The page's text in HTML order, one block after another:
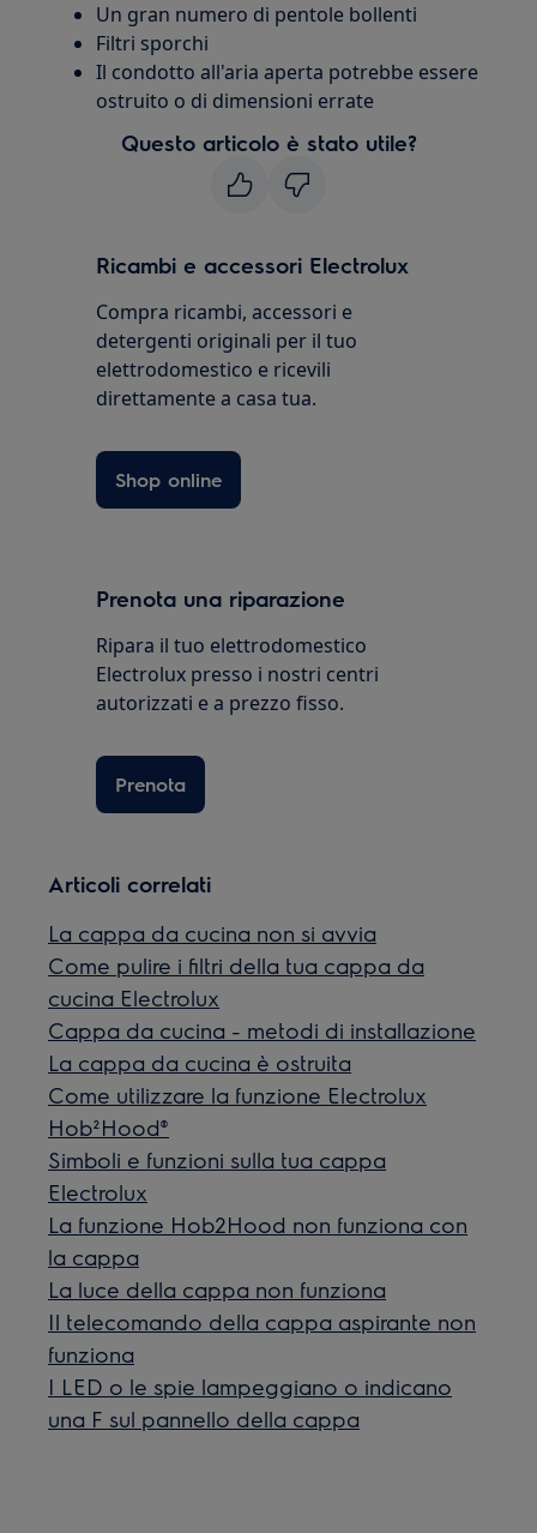
Un gran numero di pentole bollenti
Filtri sporchi
Il condotto all'aria aperta potrebbe essere
ostruito o di dimensioni errate
Questo articolo è stato utile?
Ricambi e accessori Electrolux
Compra ricambi, accessori e
detergenti originali per il tuo
elettrodomestico e ricevili
direttamente a casa tua.
Shop online
Prenota una riparazione
Ripara il tuo elettrodomestico
Electrolux presso i nostri centri
autorizzati e a prezzo fisso.
Prenota
Articoli correlati
La cappa da cucina non si avvia
Come pulire i filtri della tua cappa da
cucina Electrolux
Cappa da cucina - metodi di installazione
La cappa da cucina è ostruita
Come utilizzare la funzione Electrolux
Hob²Hood®
Simboli e funzioni sulla tua cappa
Electrolux
La funzione Hob2Hood non funziona con
la cappa
La luce della cappa non funziona
Il telecomando della cappa aspirante non
funziona
I LED o le spie lampeggiano o indicano
una F sul pannello della cappa